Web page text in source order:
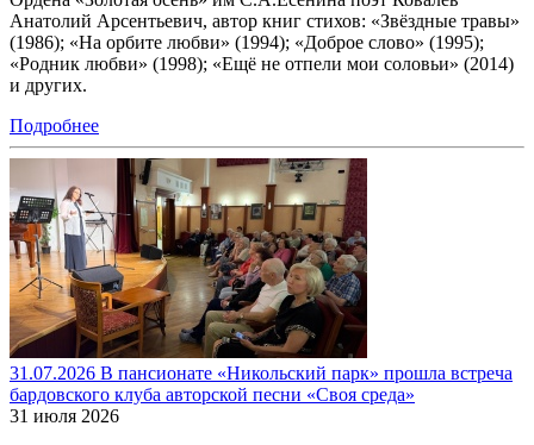
Анатолий Арсентьевич, автор книг стихов: «Звёздные травы»
(1986); «На орбите любви» (1994); «Доброе слово» (1995);
«Родник любви» (1998); «Ещё не отпели мои соловьи» (2014)
и других.
Подробнее
31.07.2026 В пансионате «Никольский парк» прошла встреча
бардовского клуба авторской песни «Своя среда»
31 июля 2026